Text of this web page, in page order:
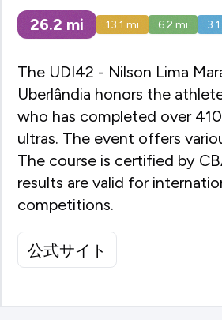
26.2 mi 13.1 mi 6.2 mi 3.1
The UDI42 - Nilson Lima
Uberlândia honors the
who has completed over
ultras. The event offers
The course is certified by
results are valid for
competitions.
公式サイト